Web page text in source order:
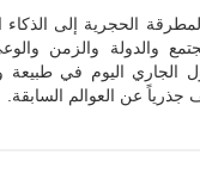
الحجرية إلى الذكاء
والدولة والزمن
الجاري اليوم في طبيعة
جذرياً عن العوالم السابقة.